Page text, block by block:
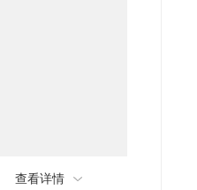
查看详情